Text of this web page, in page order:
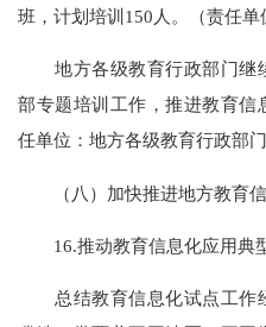
班，计划培训150人。（责任单
地方各级教育行政部门继
部专题培训工作，推进教育信
任单位：地方各级教育行政部门
（八）加快推进地方教育信
16.推动教育信息化应用典型
总结教育信息化试点工作